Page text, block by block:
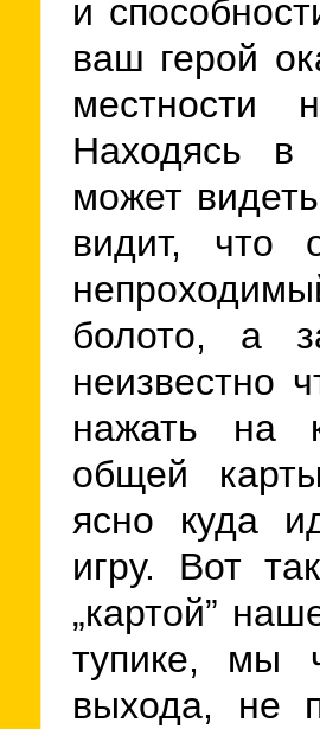
и
ваш герой
местности
Находясь в
может
видит, что
болото, а
неизвестно
нажать на
общей
ясно куда
игру. Вот
„картой”
тупике, мы
выхода, не